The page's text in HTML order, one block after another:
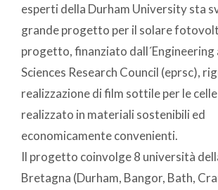
esperti della Durham University sta
grande progetto per il solare
progetto, finanziato dall´Engineering
Sciences Research Council (eprsc),
realizzazione di film sottile per le
realizzato in materiali sostenibili ed
economicamente convenienti.
Il progetto coinvolge 8 università
Bretagna (Durham, Bangor, Bath,